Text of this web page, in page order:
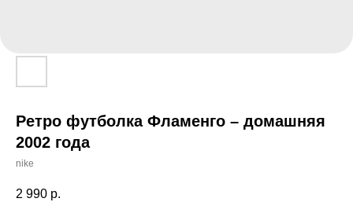
Ретро футболка Фламенго – домашняя
2002 года
nike
2 990 р.